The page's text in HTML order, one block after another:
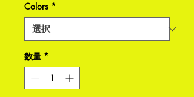
Colors *
数量 *